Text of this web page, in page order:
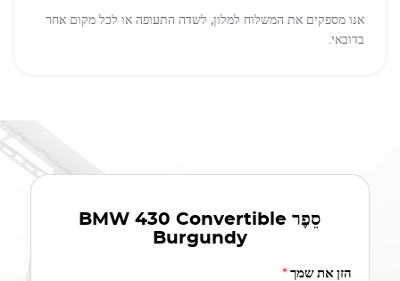
אנו מספקים את המשלוח למלון, לשדה התעופה או לכל מקום אחר
בדובאי.
סֵפֶר BMW 430 Convertible
Burgundy
הזן את שמך*